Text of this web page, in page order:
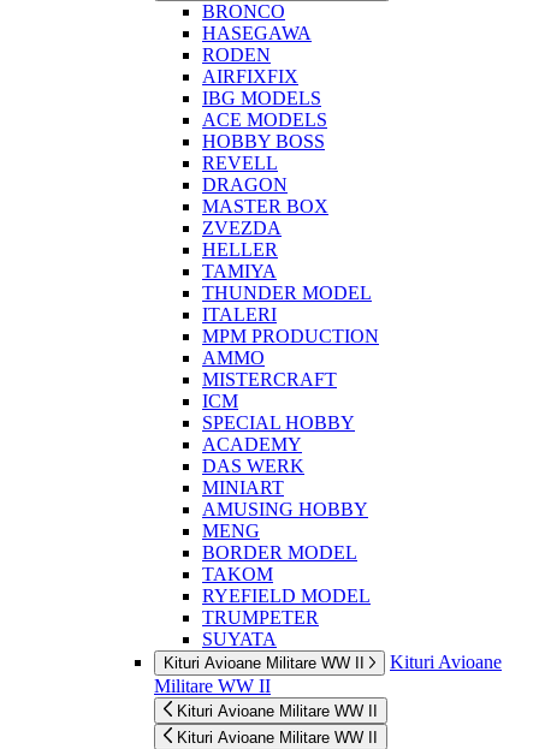
BRONCO
HASEGAWA
RODEN
AIRFIXFIX
IBG MODELS
ACE MODELS
HOBBY BOSS
REVELL
DRAGON
MASTER BOX
ZVEZDA
HELLER
TAMIYA
THUNDER MODEL
ITALERI
MPM PRODUCTION
AMMO
MISTERCRAFT
ICM
SPECIAL HOBBY
ACADEMY
DAS WERK
MINIART
AMUSING HOBBY
MENG
BORDER MODEL
TAKOM
RYEFIELD MODEL
TRUMPETER
SUYATA
Kituri Avioane Militare WW II
Kituri Avioane
Militare WW II
Kituri Avioane Militare WW II
Kituri Avioane Militare WW II